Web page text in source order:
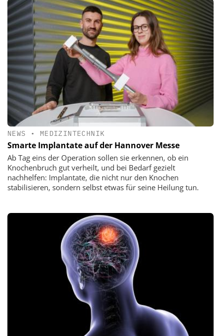
NEWS • MEDIZINTECHNIK
Smarte Implantate auf der Hannover Messe
Ab Tag eins der Operation sollen sie erkennen, ob ein
Knochenbruch gut verheilt, und bei Bedarf gezielt
nachhelfen: Implantate, die nicht nur den Knochen
stabilisieren, sondern selbst etwas für seine Heilung tun.